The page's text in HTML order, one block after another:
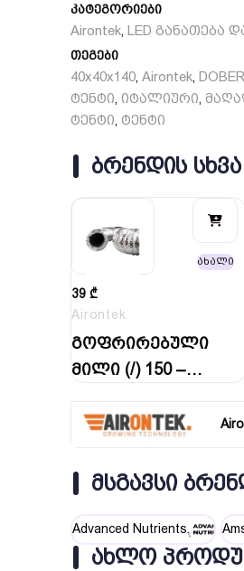
კატეგორიები
Airontek, LED განათება
თეგები
40x40x140, Airontek,
ტენტი, იტალიური,
ტენტი, ტენტი
ᲑᲠᲔᲜᲓᲘᲡ
ახალი
39 ₾
Airontek
გოფრირებული
მილი (/) 150 –
ᲛᲡᲒᲐᲕᲡᲘ
Advanced Nutrients
ᲐᲮᲚᲝ